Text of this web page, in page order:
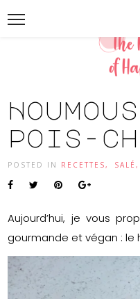
pois-
POSTED IN RECETTES, SALÉ,
Aujourd’hui, je vous
gourmande et végan : le